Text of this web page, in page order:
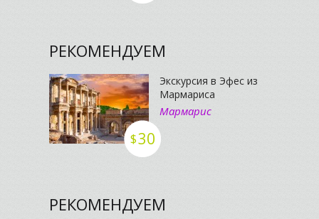
РЕКОМЕНДУЕМ
$30
Экскурсия в Эфес из
Мармариса
Мармарис
РЕКОМЕНДУЕМ